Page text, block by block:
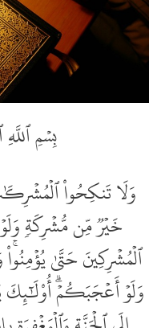
بِسۡمِ
وَلَا تَنكِحُواْ
خَيۡرٞ مِّن مُّشۡرِكَةٖ
ٱلۡمُشۡرِكِينَ حَتَّىٰ
وَلَوۡ أَعۡجَبَكُمۡۗ أُوْلَٰٓئِكَ